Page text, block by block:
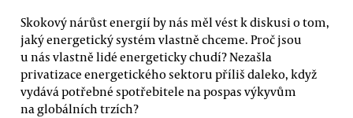
Skokový nárůst energií by nás měl vést k diskusi o tom,
jaký energetický systém vlastně chceme. Proč jsou
u nás vlastně lidé energeticky chudí? Nezašla
privatizace energetického sektoru příliš daleko, když
vydává potřebné spotřebitele na pospas výkyvům
na globálních trzích?